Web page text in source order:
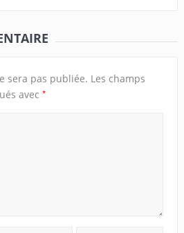
sera pas publiée. Les champs
avec *